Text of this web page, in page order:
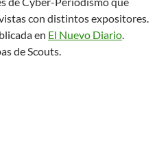
muchas fotos. Gracias a ella
este evento.
comunidad de Mozilla